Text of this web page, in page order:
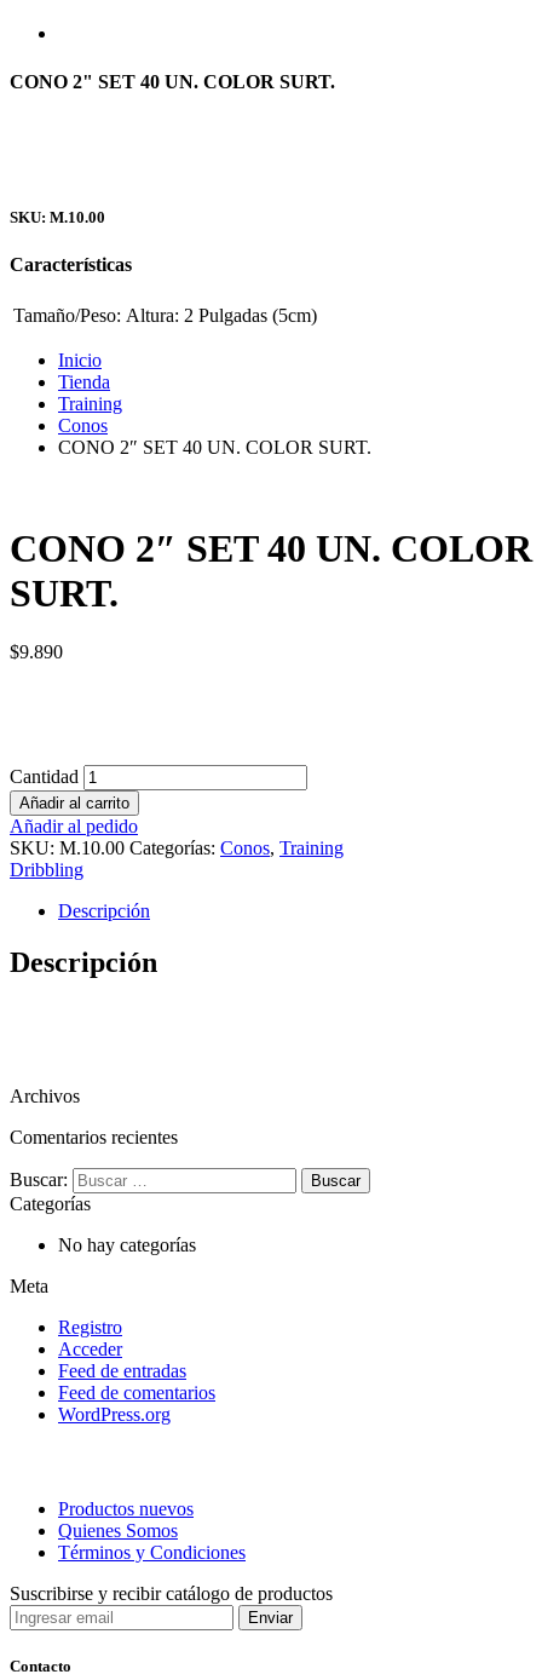
CONO 2" SET 40 UN. COLOR SURT.
SKU: M.10.00
Características
Tamaño/Peso: Altura: 2 Pulgadas (5cm)
Inicio
Tienda
Training
Conos
CONO 2″ SET 40 UN. COLOR SURT.
CONO 2″ SET 40 UN. COLOR
SURT.
$9.890
Cantidad
Añadir al carrito
Añadir al pedido
SKU: M.10.00 Categorías: Conos, Training
Dribbling
Descripción
Descripción
Archivos
Comentarios recientes
Buscar:
Categorías
No hay categorías
Meta
Registro
Acceder
Feed de entradas
Feed de comentarios
WordPress.org
Productos nuevos
Quienes Somos
Términos y Condiciones
Suscribirse y recibir catálogo de productos
Contacto